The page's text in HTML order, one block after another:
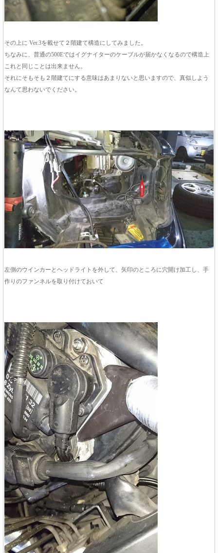
その上に Ver.3を載せて２階建て構造にしてみました。
ちなみに、普通の500Eではイグナイターのケーブルが届かなくなるので構造上
これと同じことは出来ません。
それにそもそも２階建てにする意味はあまりないと思いますので、真似しよう
なんて思わないでください。
左側のウインカーとヘッドライトを外して、矢印のところに穴開け加工し、手
作りのファンネルを取り付けておいて